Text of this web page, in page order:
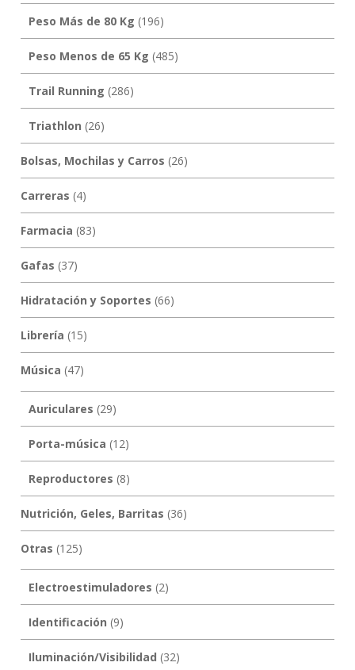
Peso Más de 80 Kg (196)
Peso Menos de 65 Kg (485)
Trail Running (286)
Triathlon (26)
Bolsas, Mochilas y Carros (26)
Carreras (4)
Farmacia (83)
Gafas (37)
Hidratación y Soportes (66)
Librería (15)
Música (47)
Auriculares (29)
Porta-música (12)
Reproductores (8)
Nutrición, Geles, Barritas (36)
Otras (125)
Electroestimuladores (2)
Identificación (9)
Iluminación/Visibilidad (32)